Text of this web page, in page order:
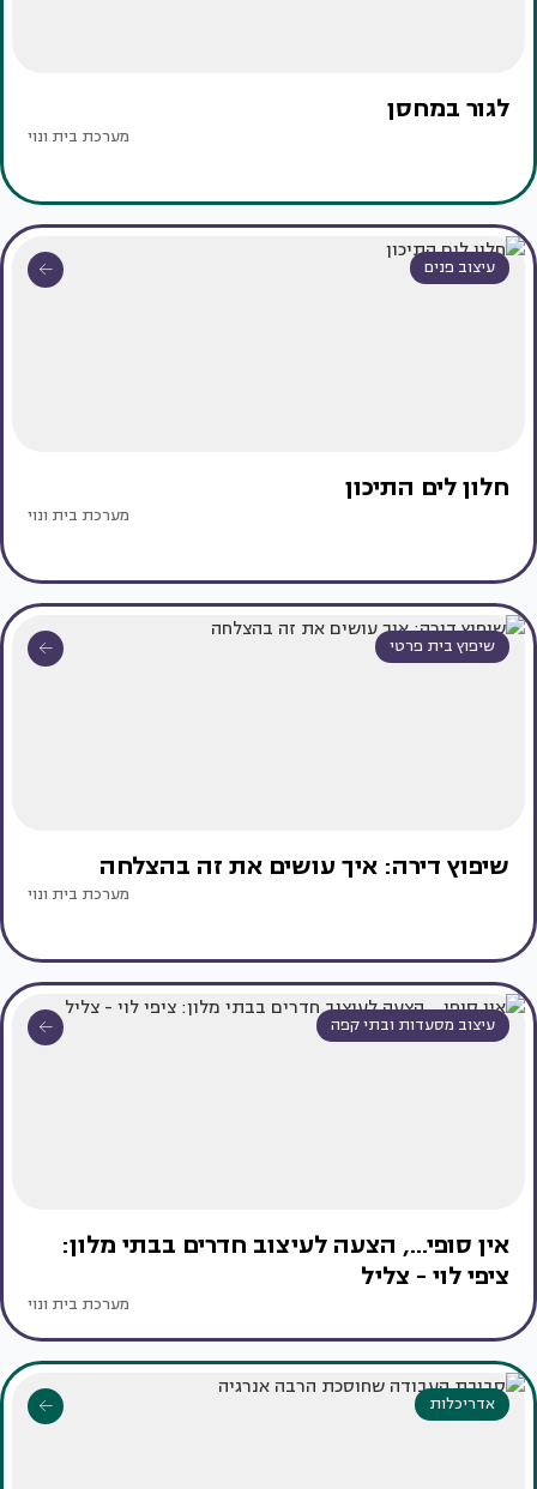
לגור במחסן
מערכת בית ונוי
עיצוב פנים
חלון לים התיכון
מערכת בית ונוי
שיפוץ בית פרטי
שיפוץ דירה: איך עושים את זה בהצלחה
מערכת בית ונוי
עיצוב מסעדות ובתי קפה
אין סופי..., הצעה לעיצוב חדרים בבתי מלון:
ציפי לוי - צליל
מערכת בית ונוי
אדריכלות